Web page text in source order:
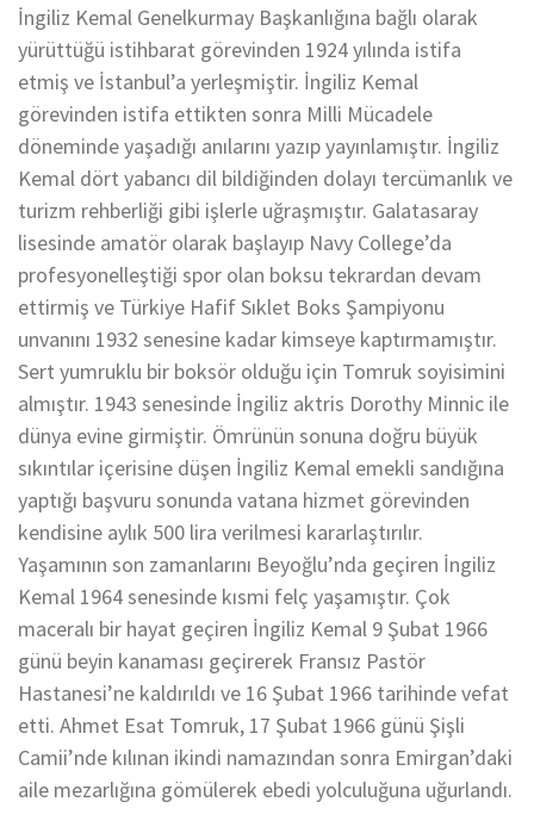
İngiliz Kemal Genelkurmay Başkanlığına bağlı olarak
yürüttüğü istihbarat görevinden 1924 yılında istifa
etmiş ve İstanbul’a yerleşmiştir. İngiliz Kemal
görevinden istifa ettikten sonra Milli Mücadele
döneminde yaşadığı anılarını yazıp yayınlamıştır. İngiliz
Kemal dört yabancı dil bildiğinden dolayı tercümanlık ve
turizm rehberliği gibi işlerle uğraşmıştır. Galatasaray
lisesinde amatör olarak başlayıp Navy College’da
profesyonelleştiği spor olan boksu tekrardan devam
ettirmiş ve Türkiye Hafif Sıklet Boks Şampiyonu
unvanını 1932 senesine kadar kimseye kaptırmamıştır.
Sert yumruklu bir boksör olduğu için Tomruk soyisimini
almıştır. 1943 senesinde İngiliz aktris Dorothy Minnic ile
dünya evine girmiştir. Ömrünün sonuna doğru büyük
sıkıntılar içerisine düşen İngiliz Kemal emekli sandığına
yaptığı başvuru sonunda vatana hizmet görevinden
kendisine aylık 500 lira verilmesi kararlaştırılır.
Yaşamının son zamanlarını Beyoğlu’nda geçiren İngiliz
Kemal 1964 senesinde kısmi felç yaşamıştır. Çok
maceralı bir hayat geçiren İngiliz Kemal 9 Şubat 1966
günü beyin kanaması geçirerek Fransız Pastör
Hastanesi’ne kaldırıldı ve 16 Şubat 1966 tarihinde vefat
etti. Ahmet Esat Tomruk, 17 Şubat 1966 günü Şişli
Camii’nde kılınan ikindi namazından sonra Emirgan’daki
aile mezarlığına gömülerek ebedi yolculuğuna uğurlandı.